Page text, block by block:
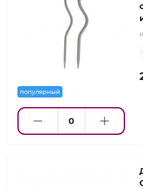
популярный